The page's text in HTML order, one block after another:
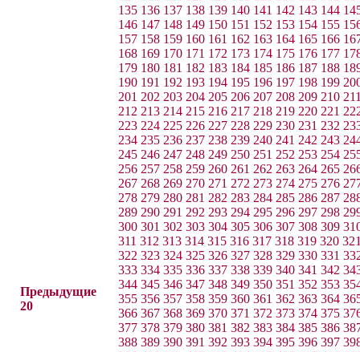
Предыдущие
20
135 136 137 138 139 140 141 142 143 144
146 147 148 149 150 151 152 153 154 155
157 158 159 160 161 162 163 164 165 166
168 169 170 171 172 173 174 175 176 177
179 180 181 182 183 184 185 186 187 188
190 191 192 193 194 195 196 197 198 199
201 202 203 204 205 206 207 208 209 210
212 213 214 215 216 217 218 219 220 221
223 224 225 226 227 228 229 230 231 232
234 235 236 237 238 239 240 241 242 243
245 246 247 248 249 250 251 252 253 254
256 257 258 259 260 261 262 263 264 265
267 268 269 270 271 272 273 274 275 276
278 279 280 281 282 283 284 285 286 287
289 290 291 292 293 294 295 296 297 298
300 301 302 303 304 305 306 307 308 309
311 312 313 314 315 316 317 318 319 320
322 323 324 325 326 327 328 329 330 331
333 334 335 336 337 338 339 340 341 342
344 345 346 347 348 349 350 351 352 353
355 356 357 358 359 360 361 362 363 364
366 367 368 369 370 371 372 373 374 375
377 378 379 380 381 382 383 384 385 386
388 389 390 391 392 393 394 395 396 397